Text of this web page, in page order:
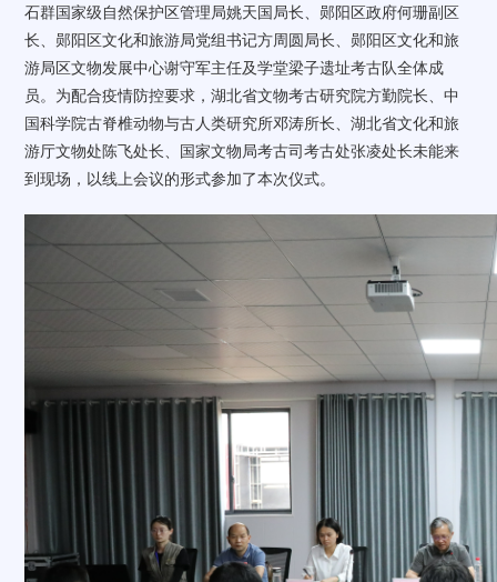
石群国家级自然保护区管理局姚天国局长、郧阳区政府何珊副区
长、郧阳区文化和旅游局党组书记方周圆局长、郧阳区文化和旅
游局区文物发展中心谢守军主任及学堂梁子遗址考古队全体成
员。为配合疫情防控要求，湖北省文物考古研究院方勤院长、中
国科学院古脊椎动物与古人类研究所邓涛所长、湖北省文化和旅
游厅文物处陈飞处长、国家文物局考古司考古处张凌处长未能来
到现场，以线上会议的形式参加了本次仪式。